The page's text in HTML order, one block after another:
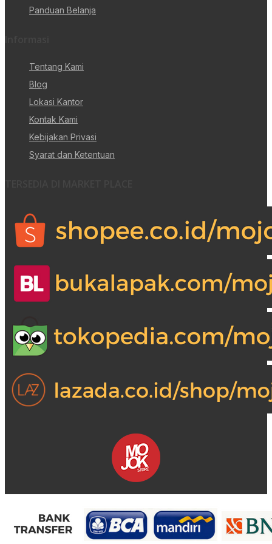
Panduan Belanja
Tentang Kami
Blog
Lokasi Kantor
Kontak Kami
Kebijakan Privasi
Syarat dan Ketentuan